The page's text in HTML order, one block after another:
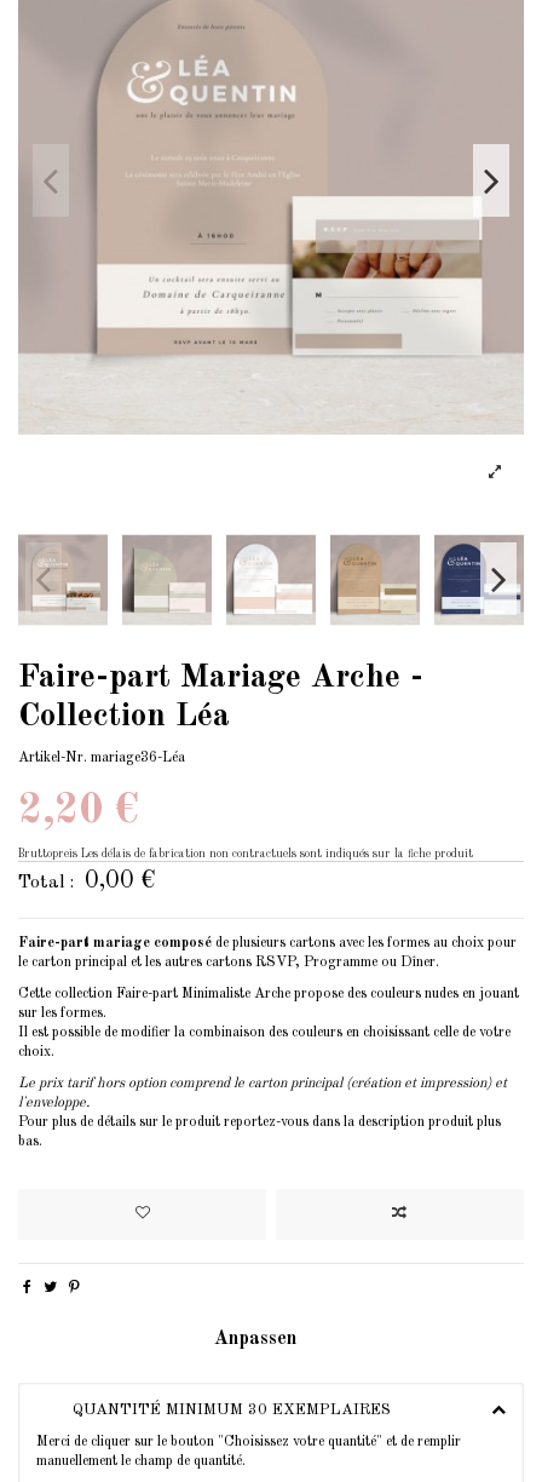
Faire-part Mariage Arche -
Collection Léa
Artikel-Nr. mariage36-Léa
2,20 €
Bruttopreis Les délais de fabrication non contractuels sont indiqués sur la fiche produit
Total : 0,00 €
Faire-part mariage composé de plusieurs cartons avec les formes au choix pour
le carton principal et les autres cartons RSVP, Programme ou Dîner.
Cette collection Faire-part Minimaliste Arche propose des couleurs nudes en jouant
sur les formes.
Il est possible de modifier la combinaison des couleurs en choisissant celle de votre
choix.
Le prix tarif hors option comprend le carton principal (création et impression) et
l'enveloppe.
Pour plus de détails sur le produit reportez-vous dans la description produit plus
bas.
Anpassen
QUANTITÉ MINIMUM 30 EXEMPLAIRES
Merci de cliquer sur le bouton "Choisissez votre quantité" et de remplir
manuellement le champ de quantité.